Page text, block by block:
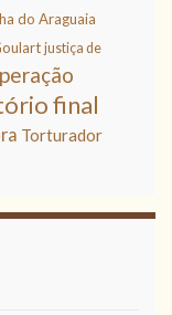
do Araguaia
justiça de
final
Torturador